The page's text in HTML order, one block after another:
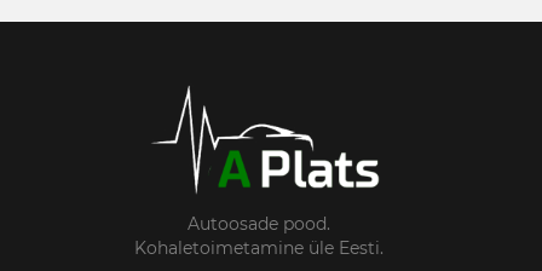
Autoosade pood.
Kohaletoimetamine üle Eesti.